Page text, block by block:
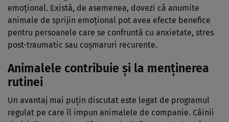
emoțional. Există, de asemenea, dovezi că anumite
animale de sprijin emoțional pot avea efecte benefice
pentru persoanele care se confruntă cu anxietate, stres
post-traumatic sau coșmaruri recurente.
Animalele contribuie și la menținerea
rutinei
Un avantaj mai puțin discutat este legat de programul
regulat pe care îl impun animalele de companie. Câinii